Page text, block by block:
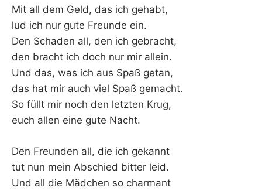
Mit all dem Geld, das ich gehabt,
lud ich nur gute Freunde ein.
Den Schaden all, den ich gebracht,
den bracht ich doch nur mir allein.
Und das, was ich aus Spaß getan,
das hat mir auch viel Spaß gemacht.
So füllt mir noch den letzten Krug,
euch allen eine gute Nacht.
Den Freunden all, die ich gekannt
tut nun mein Abschied bitter leid.
Und all die Mädchen so charmant